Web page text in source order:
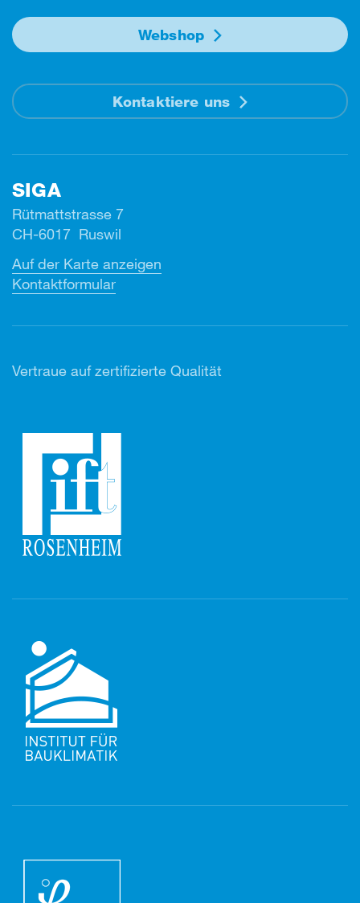
Webshop
Kontaktiere uns
SIGA
Rütmattstrasse 7
CH-6017 Ruswil
Auf der Karte anzeigen
Kontaktformular
Vertraue auf zertifizierte Qualität